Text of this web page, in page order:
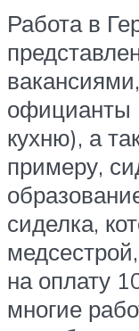
Работа в
официанты
кухню), а
примеру,
сиделка,
на оплату
многие